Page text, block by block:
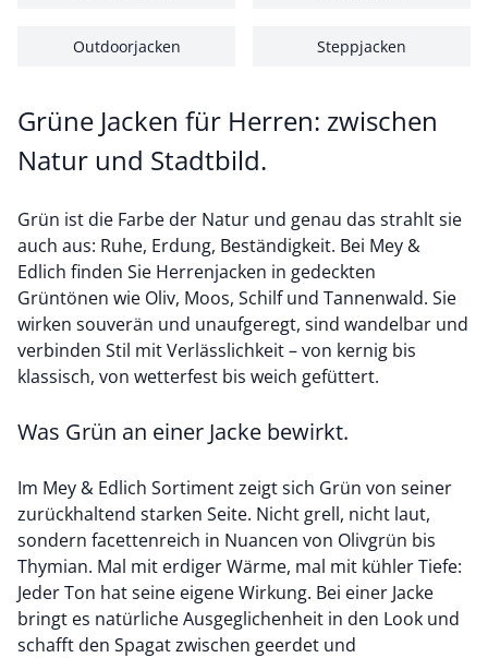
Outdoorjacken Steppjacken
Grüne Jacken für Herren: zwischen
Natur und Stadtbild.
Grün ist die Farbe der Natur und genau das strahlt sie
auch aus: Ruhe, Erdung, Beständigkeit. Bei Mey &
Edlich finden Sie Herrenjacken in gedeckten
Grüntönen wie Oliv, Moos, Schilf und Tannenwald. Sie
wirken souverän und unaufgeregt, sind wandelbar und
verbinden Stil mit Verlässlichkeit – von kernig bis
klassisch, von wetterfest bis weich gefüttert.
Was Grün an einer Jacke bewirkt.
Im Mey & Edlich Sortiment zeigt sich Grün von seiner
zurückhaltend starken Seite. Nicht grell, nicht laut,
sondern facettenreich in Nuancen von Olivgrün bis
Thymian. Mal mit erdiger Wärme, mal mit kühler Tiefe:
Jeder Ton hat seine eigene Wirkung. Bei einer Jacke
bringt es natürliche Ausgeglichenheit in den Look und
schafft den Spagat zwischen geerdet und